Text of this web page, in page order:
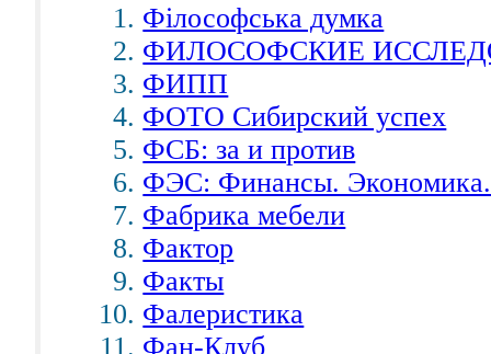
Фiлософська думка
ФИЛОСОФСКИЕ
ФИПП
ФОТО Сибирский успех
ФСБ: за и против
ФЭС: Финансы. Экономика.
Фабрика мебели
Фактор
Факты
Фалеристика
Фан-Клуб